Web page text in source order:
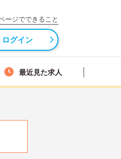
ージでできること
ログイン
最近見た求人